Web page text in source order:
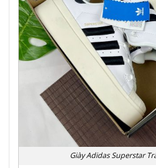
Giày Adidas Superstar